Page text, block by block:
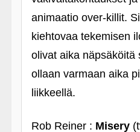
animaatio over-killit.
kiehtovaa tekemisen
olivat aika näpsäköitä
ollaan varmaan aika
liikkeellä.
Rob Reiner : Misery